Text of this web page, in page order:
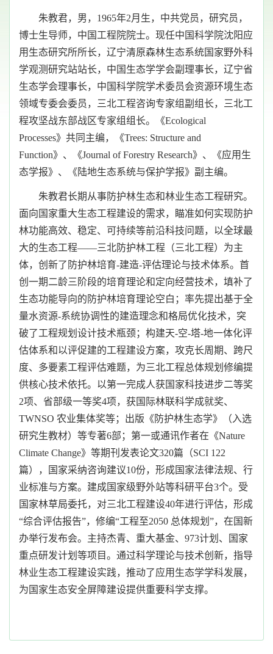
朱教君，男，1965年2月生，中共党员，研究员，
博士生导师，中国工程院院士。现任中国科学院沈阳应
用生态研究所所长，辽宁清原森林生态系统国家野外科
学观测研究站站长，中国生态学学会副理事长，辽宁省
生态学会理事长，中国科学院学术委员会资源环境生态
领域专委会委员，三北工程咨询专家组副组长，三北工
程攻坚战东部战区专家组组长。《Ecological
Processes》共同主编，《Trees: Structure and
Function》、《Journal of Forestry Research》、《应用生
态学报》、《陆地生态系统与保护学报》副主编。
朱教君长期从事防护林生态和林业生态工程研究。
面向国家重大生态工程建设的需求，瞄准如何实现防护
林功能高效、稳定、可持续等前沿科技问题，以全球最
大的生态工程——三北防护林工程（三北工程）为主
体，创新了防护林培育-建造-评估理论与技术体系。首
创一期二龄三阶段的培育理论和定向经营技术，填补了
生态功能导向的防护林培育理论空白；率先提出基于全
量水资源-系统协调性的建造理念和格局优化技术，突
破了工程规划设计技术瓶颈；构建天-空-塔-地一体化评
估体系和以评促建的工程建设方案，攻克长周期、跨尺
度、多要素工程评估难题，为三北工程总体规划修编提
供核心技术依托。以第一完成人获国家科技进步二等奖
2项、省部级一等奖4项，获国际林联科学成就奖、
TWNSO 农业集体奖等；出版《防护林生态学》（入选
研究生教材）等专著6部；第一或通讯作者在《Nature
Climate Change》等期刊发表论文320篇（SCI 122
篇），国家采纳咨询建议10份，形成国家法律法规、行
业标准与方案。建成国家级野外站等科研平台3个。受
国家林草局委托，对三北工程建设40年进行评估，形成
“综合评估报告”，修编“工程至2050 总体规划”，在国新
办举行发布会。主持杰青、重大基金、 973计划、国家
重点研发计划等项目。通过科学理论与技术创新，指导
林业生态工程建设实践，推动了应用生态学学科发展，
为国家生态安全屏障建设提供重要科学支撑。